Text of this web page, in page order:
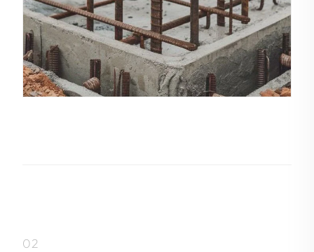
02